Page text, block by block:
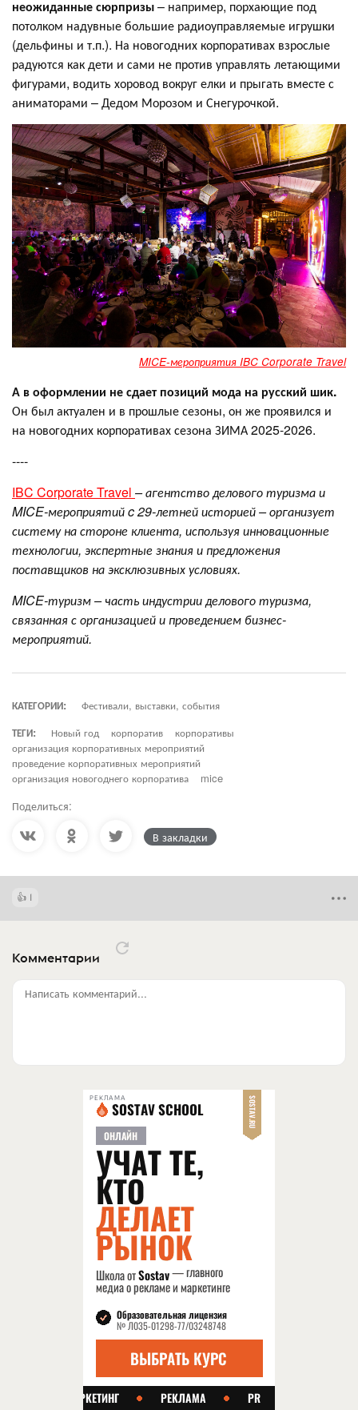
неожиданные сюрпризы– например, порхающие под
потолком надувные большие радиоуправляемые игрушки
(дельфины и т.п.). На новогодних корпоративах взрослые
радуются как дети и сами не против управлять летающими
фигурами, водить хоровод вокруг елки и прыгать вместе с
аниматорами – Дедом Морозом и Снегурочкой.
MICE-мероприятия IBC Corporate Travel
А в оформлении не сдает позиций мода на русский шик.
Он был актуален и в прошлые сезоны, он же проявился и
на новогодних корпоративах сезона ЗИМА 2025-2026.
----
IBC Corporate Travel – агентство делового туризма и
MICE-мероприятий c29-летней историей – организует
систему на стороне клиента, используя инновационные
технологии, экспертные знания и предложения
поставщиков на эксклюзивных условиях.
MICE-туризм – часть индустрии делового туризма,
связанная с организацией и проведением бизнес-
мероприятий.
КАТЕГОРИИ:
Фестивали, выставки, события
ТЕГИ:
Новый год корпоратив
корпоративы
организация корпоративных мероприятий
проведение корпоративных мероприятий
организация новогоднего корпоратива
mice
Поделиться:
В закладки
1
Комментарии
Написать комментарий...
РЕКЛАМА